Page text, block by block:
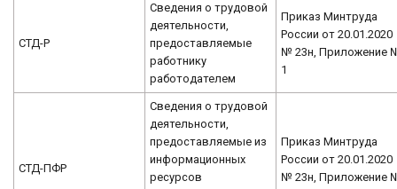
СТД-Р
Сведения о трудовой
деятельности,
предоставляемые
работнику
работодателем
Приказ Минтруда
России от 20.01.2020
№ 23н, Приложение
1
СТД-ПФР
Сведения о трудовой
деятельности,
предоставляемые из
информационных
ресурсов
Приказ Минтруда
России от 20.01.2020
№ 23н, Приложение